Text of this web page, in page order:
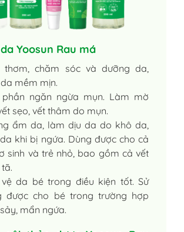
Yoosun Rau má
thơm, chăm sóc và dưỡng da,
mềm mịn.
phần ngăn ngừa mụn. Làm mờ
sẹo, vết thâm do mụn.
ẩm da, làm dịu da do khô da,
khi bị ngứa. Dùng được cho cả
sinh và trẻ nhỏ, bao gồm cả vết
da bé trong điều kiện tốt. Sử
được cho bé trong trường hợp
mẩn ngứa.